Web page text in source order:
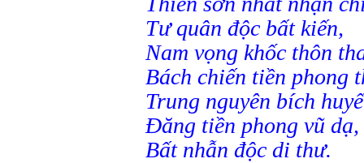
Tư quân độc bất kiến,
Nam vọng khốc thôn
Bách chiến tiền phong
Trung nguyên bích
Đăng tiền phong vũ dạ,
Bất nhẫn độc di thư.